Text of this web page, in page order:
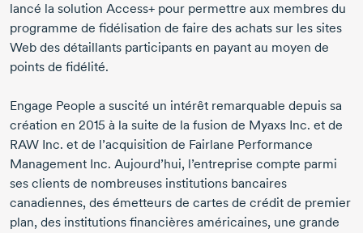
lancé la solution Access+ pour permettre aux membres du
programme de fidélisation de faire des achats sur les sites
Web des détaillants participants en payant au moyen de
points de fidélité.
Engage People a suscité un intérêt remarquable depuis sa
création en 2015 à la suite de la fusion de Myaxs Inc. et de
RAW Inc. et de l’acquisition de Fairlane Performance
Management Inc. Aujourd’hui, l’entreprise compte parmi
ses clients de nombreuses institutions bancaires
canadiennes, des émetteurs de cartes de crédit de premier
plan, des institutions financières américaines, une grande